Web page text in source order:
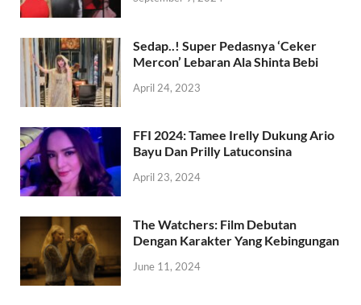
Sedap..! Super Pedasnya ‘Ceker
Mercon’ Lebaran Ala Shinta Bebi
April 24, 2023
FFI 2024: Tamee Irelly Dukung Ario
Bayu Dan Prilly Latuconsina
April 23, 2024
The Watchers: Film Debutan
Dengan Karakter Yang Kebingungan
June 11, 2024